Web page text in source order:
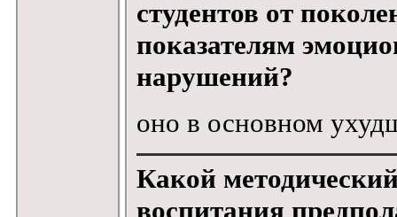
студентов от
показателям
нарушений?
оно в основном
Какой
воспитания